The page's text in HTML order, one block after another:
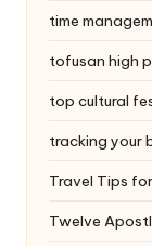
time
tofusan high
top cultural
tracking your
Travel Tips
Twelve